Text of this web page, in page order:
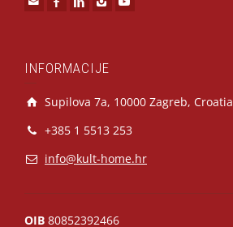
INFORMACIJE
Supilova 7a, 10000 Zagreb, Croatia
+385 1 5513 253
info@kult-home.hr
OIB 80852392466